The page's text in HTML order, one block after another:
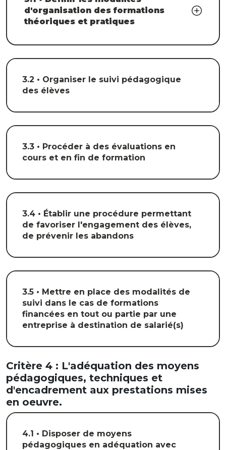
d'organisation des formations
théoriques et pratiques
3.2 • Organiser le suivi pédagogique
des élèves
3.3 • Procéder à des évaluations en
cours et en fin de formation
3.4 • Établir une procédure permettant
de favoriser l'engagement des élèves,
de prévenir les abandons
3.5 • Mettre en place des modalités de
suivi dans le cas de formations
financées en tout ou partie par une
entreprise à destination de salarié(s)
Critère 4 : L'adéquation des moyens
pédagogiques, techniques et
d'encadrement aux prestations mises
en oeuvre.
4.1 • Disposer de moyens
pédagogiques en adéquation avec